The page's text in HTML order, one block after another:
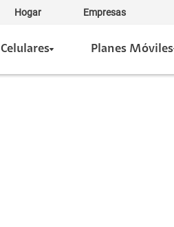
Hogar Empresas
Celulares Planes Móviles